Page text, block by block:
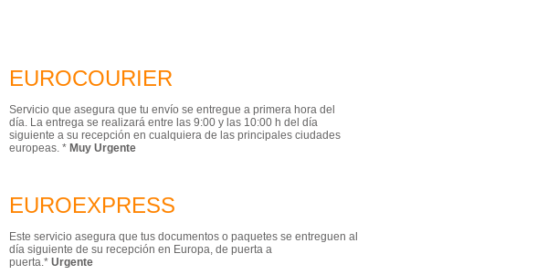
EUROCOURIER
Servicio que asegura que tu envío se entregue a primera hora del
día. La entrega se realizará entre las 9:00 y las 10:00 h del día
siguiente a su recepción en cualquiera de las principales ciudades
europeas. * Muy Urgente
EUROEXPRESS
Este servicio asegura que tus documentos o paquetes se entreguen al
día siguiente de su recepción en Europa, de puerta a
puerta.* Urgente